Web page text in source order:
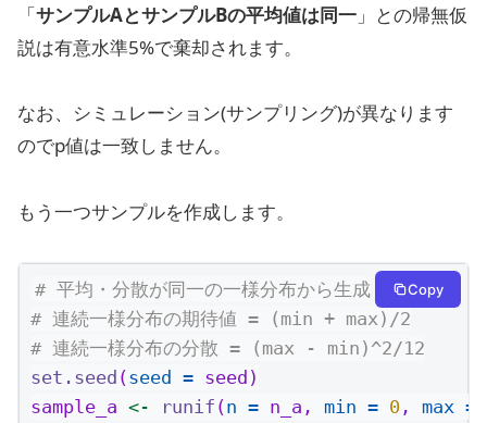
「サンプルAとサンプルBの平均値は同一 」との帰無仮
説は有意水準5%で棄却されます。
なお、シミュレーション(サンプリング)が異なります
のでp値は一致しません。
もう一つサンプルを作成します。
# 平均・分散が同一の一様分布から生成
# 連続一様分布の期待値 = (min + max)/2
# 連続一様分布の分散 = (max - min)^2/12
set.seed (seed = seed)
sample_a <- runif (n = n_a, min = 0 , max =
Copy